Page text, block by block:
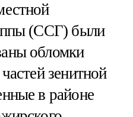
(ССГ) были
обломки
зенитной
в районе